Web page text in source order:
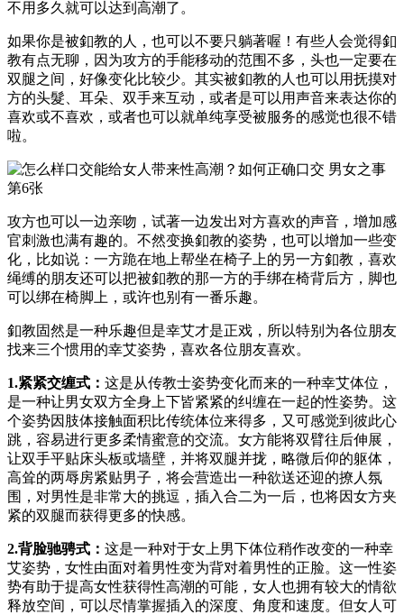
不用多久就可以达到高潮了。
如果你是被釦教的人，也可以不要只躺著喔！有些人会觉得釦
教有点无聊，因为攻方的手能移动的范围不多，头也一定要在
双腿之间，好像变化比较少。其实被釦教的人也可以用抚摸对
方的头髮、耳朵、双手来互动，或者是可以用声音来表达你的
喜欢或不喜欢，或者也可以就单纯享受被服务的感觉也很不错
啦。
攻方也可以一边亲吻，试著一边发出对方喜欢的声音，增加感
官刺激也满有趣的。不然变换釦教的姿势，也可以增加一些变
化，比如说：一方跪在地上帮坐在椅子上的另一方釦教，喜欢
绳缚的朋友还可以把被釦教的那一方的手绑在椅背后方，脚也
可以绑在椅脚上，或许也别有一番乐趣。
釦教固然是一种乐趣但是幸艾才是正戏，所以特别为各位朋友
找来三个惯用的幸艾姿势，喜欢各位朋友喜欢。
1.紧紧交缠式： 这是从传教士姿势变化而来的一种幸艾体位，
是一种让男女双方全身上下皆紧紧的纠缠在一起的性姿势。这
个姿势因肢体接触面积比传统体位来得多，又可感觉到彼此心
跳，容易进行更多柔情蜜意的交流。女方能将双臂往后伸展，
让双手平贴床头板或墙壁，并将双腿并拢，略微后仰的躯体，
高耸的两辱房紧贴男子，将会营造出一种欲送还迎的撩人氛
围，对男性是非常大的挑逗，插入合二为一后，也将因女方夹
紧的双腿而获得更多的快感。
2.背脸驰骋式： 这是一种对于女上男下体位稍作改变的一种幸
艾姿势，女性由面对着男性变为背对着男性的正脸。这一性姿
势有助于提高女性获得性高潮的可能，女人也拥有较大的情欲
释放空间，可以尽情掌握插入的深度、角度和速度。但女人可